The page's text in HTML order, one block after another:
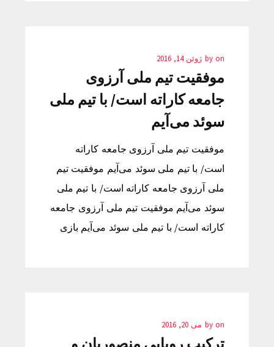
by on ژوئن 14, 2016
موفقیت تیم ملی آرزوی
جامعه کاراته است/ با تیم ملی
سوئد می‌آیم
موفقیت تیم ملی آرزوی جامعه کاراته
است/ با تیم ملی سوئد می‌آیم موفقیت تیم
ملی آرزوی جامعه کاراته است/ با تیم ملی
سوئد می‌آیم موفقیت تیم ملی آرزوی جامعه
کاراته است/ با تیم ملی سوئد می‌آیم بازی
by on می 20, 2016